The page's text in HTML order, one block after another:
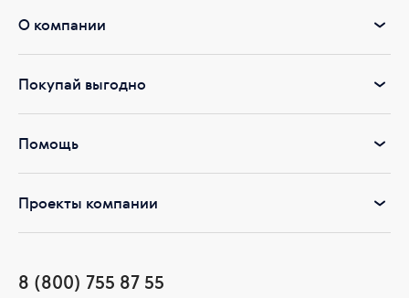
О компании
Покупай выгодно
Помощь
Проекты компании
8 (800) 755 87 55